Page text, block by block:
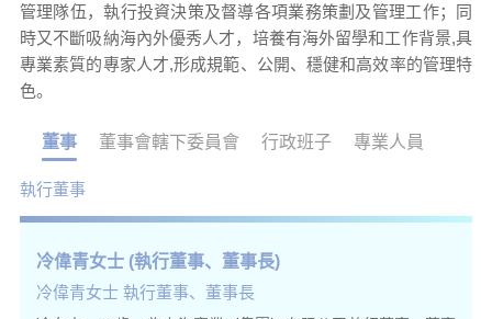
管理隊伍，執行投資決策及督導各項業務策劃及管理工作；同
時又不斷吸納海內外優秀人才，培養有海外留學和工作背景,具
專業素質的專家人才,形成規範、公開、穩健和高效率的管理特
色。
董事 董事會轄下委員會 行政班子 專業人員
執行董事
冷偉青女士 (執行董事、董事長)
冷偉青女士 執行董事、董事長